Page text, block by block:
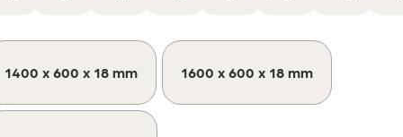
1400 x 600 x 18 mm 1600 x 600 x 18 mm